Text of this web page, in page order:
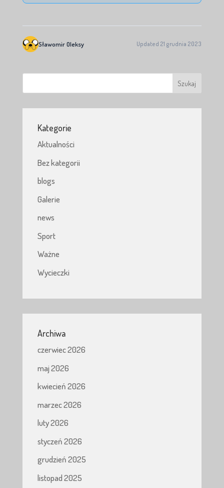
Sławomir Oleksy Updated 21 grudnia 2023
Kategorie
Aktualności
Bez kategorii
blogs
Galerie
news
Sport
Ważne
Wycieczki
Archiwa
czerwiec 2026
maj 2026
kwiecień 2026
marzec 2026
luty 2026
styczeń 2026
grudzień 2025
listopad 2025